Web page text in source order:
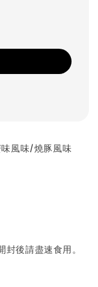
風味/燒豚風味
後請盡速食用。